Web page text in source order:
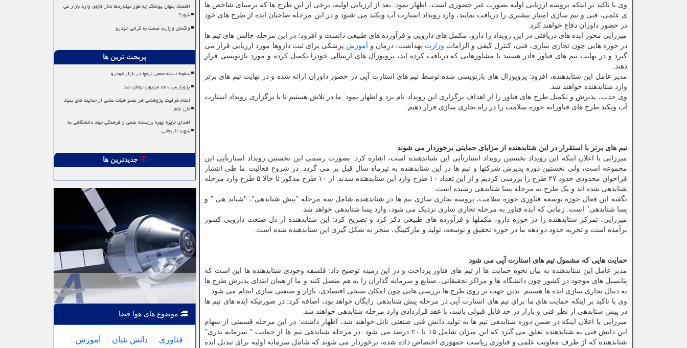
وی با تاکید بر اینکه پروسه ارزیابی اولیه بصورت غیر حضوری است، اظهار نمود: بعد از ارزیابی اولیه، برخی از این طرح ها که برمبنای شاخص ها
ی علمی، فنی و تیم سازی امتیاز بیشتری را دریافت نمایند، وارد رویداد استارت آپ ویکند می شنود و در این مرحله صاحبان ایده از طرح های خود
در حضور داوران دفاع خواهند کرد.
میرزایی محور ایده های دریافتی در این رویداد را دارو، مکمل های دارویی و فرآورده های طبیعی دانست و افزود: در این مرحله چالش های تیم ها
در حوزه هایی چون تجاری سازی، فنی، کنترل کیفی و الزامات وزارت بهداشت، درمان و آموزش پزشکی برای ثبت داروها مورد ارزیابی قرار می
گیرد و در نهایت تیم های فناور قادر هستند با مشاورهایی که دریافت کرده اند، پروپوزال های ارسالی خودرا تکمیل کرده و مورد بازنویسی قرار
دهند.
مدیر عامل این شتابدهنده، افزود: پروپوزال های بازنویسی شده توسط تیم های استارت آپی در حضور داوران ارائه شده و در نهایت تیم های برتر
وارد شتابدهنده خواهند شد.
وی جذب، پذیرش و تکمیل طرح های فناور را از اهداف برگزاری این رویداد نام برد و اظهار نمود: ما در تلاش هستیم تا با برگزاری رویداد استارت
آپ ویکند طرح های فناورانه حوزه سلامت را در راه تجاری سازی قرار دهیم.
تیم های برتر با استقرار در این شتابدهنده از مزایای حمایتی برخوردار می شوند
میرزایی با اعلان اینکه این رویداد نخستین رویداد استارت‎آپی این شتابدهنده است، اشاره کرد: بصورت رسمی این نخستین رویداد استارت‎آپی این
مجموعه است، ولی نخستین دوره پذیرش شرکتها و تیم ها در این شتابدهنده به تیرماه سال قبل بر می گردد. در شروع فعالیت ما طی انتشار
فراخوان محدودی حدود ۲۷ طرح را بررسی کردیم و از این تعداد ۱۰ طرح وارد این شتابدهنده شدند. از ۱۰ طرح مذکور تا حالا ۵ طرح وارد مرحله
شتابدهی شده اند و یک طرح به مرحله پسا شتابدهی رسیده است.
بگفته این فعال حوزه توسعه فناوری حوزه سلامت، پروسه تجاری سازی تیم ها در شتابدهنده شامل سه مرحله "پیش شتابدهی"، "شتابد هی " و
پسا شتابدهی" است. زمانی که ایده فناور به مرحله تجاری سازی نزدیک می شود، وارد پسا شتابدهی خواهد شد.
میرزایی، تمرکز شتابدهنده را در حوزه دارو، مکمل‎ها و فرآورده های طبیعی ذکر کرد و تصریح کرد: این شتابدهنده از دل صنعت دارویی کشور
برآمده است و تجربه حدود دو دهه ما در حوزه تحقیق و توسعه، تولید و مارکتینگ، منجر به شکل گیری این شتابدهنده شده است.
حمایت هایی که مشمول تیم های استارت آپی می شود
مدیر عامل این شتابدهنده به بیان نحوه حمایت ها از تیم های فناور پرداخت و در این زمینه توضیح داد: فلسفه وجودی شتابدهنده ها این است که
پتانسیل های موجود در کشور چون دانشگاه ها و مراکز تحقیقاتی، صنایع و سرمایه گذاران را به هم متصل کنند و ما از همان ابتدای پذیرش طرح ها
به دنبال تجاری سازی ایده ها هستیم. بدین جهت بر روی طرح ها بررسی هایی چون امکان سنجی اقتصادی، بازار و صنعتی سازی انجام می شود.
وی با تاکید بر اینکه حمایت های ما برای تیم های استارت آپی در مرحله پیش شتابدهی رایگان خواهد بود، اضافه کرد: در صورتیکه ایده ‎های تیم ها
در پیش شتابدهی از نظر فنی و بازار در حد قابل قبولی باشد، با عقد قراردادی وارد مرحله شتابدهی خواهند شد.
میرزایی با اعلان اینکه در ضمن دوره شتابدهی تیم ‎ها به تولید دانش فنی صنعتی نائل خواهند شد، اظهار داشت: در این مرحله قسمتی از سهام
این دانش فنی به شتابدهنده تعلق می گیرد که این میزان شامل ۱۵ تا ۲۰ درصد می شود. در مرحله شتابدهی تیم ها از حمایت " سرمایه بذری"
شتابدهنده که از طرف معاونت علمی و فناوری ریاست جمهوری اختصاص داده شده، برخوردار می شوند که شامل سرمایه اولیه برای تبدیل ایده
اقتصاد پنهان پوشاک چه طور میلیاردها دلار قاچاق وارد بازار می
شود؟
واکنش وزارت صمت به گرانی خودرو
پربحث ترین ها
سقوط دسته جمعی نرخها در بازار خودرو
پژوپارس ۶۴۰ میلیون تومان شد
اعلام ظرفیت پژوهشی هر عضو هیات علمی از حمایت های بنیاد
ملی علم
اهدای جایزه چهره برجسته علمی و فرهنگی جهاد دانشگاهی به
شهید لاریجانی
جدیدترین ها
موضوع های هوا فضا
فناوری دانش بنیان
آموزش